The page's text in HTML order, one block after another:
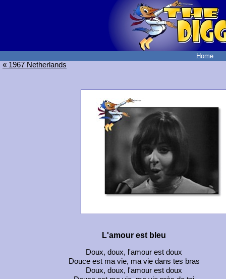
Home
« 1967 Netherlands
L'amour est bleu
Doux, doux, l'amour est doux
Douce est ma vie, ma vie dans tes bras
Doux, doux, l'amour est doux